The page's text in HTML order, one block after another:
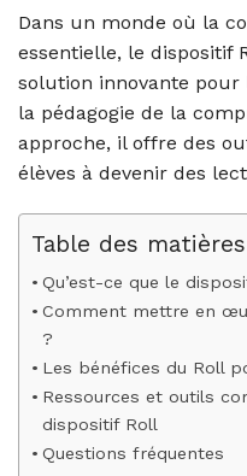
Dans un monde où la
essentielle, le dispositif
solution innovante pour
la pédagogie de la
approche, il offre des
élèves à devenir des
Table des matières
Qu’est-ce que le
Comment mettre en
?
Les bénéfices du Roll
Ressources et outils
dispositif Roll
Questions fréquentes